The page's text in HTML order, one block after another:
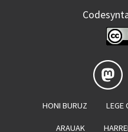
HONI BURUZ LEGE
ARAUAK